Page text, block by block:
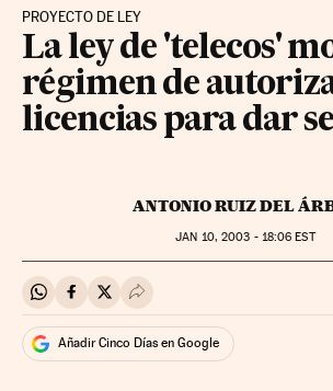
PROYECTO DE LEY
La ley de 'telecos'
régimen de
licencias para dar
ANTONIO RUIZ DEL
JAN 10, 2003 - 18:06 EST
Compartir en Whatsapp
Compartir en Facebook
Compartir en Twitter
Desplegar Redes Sociales
Añadir Cinco Días en Google